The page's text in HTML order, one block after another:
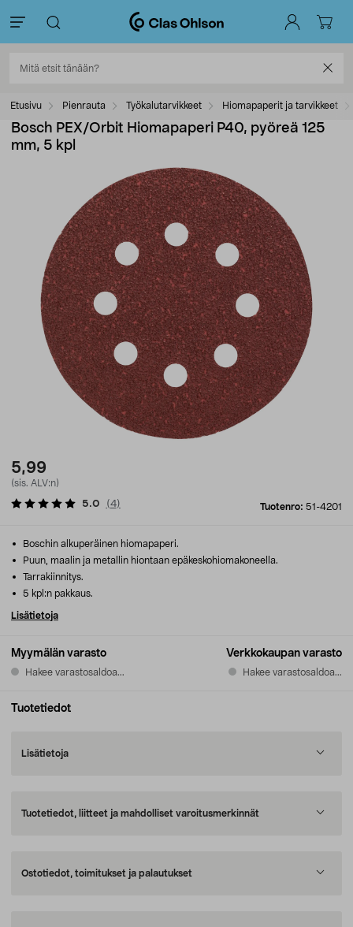
Etusivu Pienrauta Työkalutarvikkeet Hiomapaperit ja tarvikkeet
Bosch PEX/Orbit Hiomapaperi P40, pyöreä 125
mm, 5 kpl
5,99
(sis. ALV:n)
Tuotenro: 51-4201
5.0 (4)
Myymälän varasto
Hakee varastosaldoa...
Verkkokaupan varasto
Hakee varastosaldoa...
Boschin alkuperäinen hiomapaperi.
Puun, maalin ja metallin hiontaan epäkeskohiomakoneella.
Tarrakiinnitys.
5 kpl:n pakkaus.
Lisätietoja
Tuotetiedot
Lisätietoja
Tuotetiedot, liitteet ja mahdolliset varoitusmerkinnät
Ostotiedot, toimitukset ja palautukset